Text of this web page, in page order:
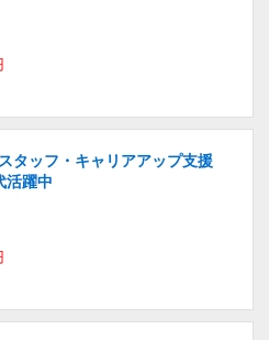
タッフ・キャリアアップ支援
活躍中